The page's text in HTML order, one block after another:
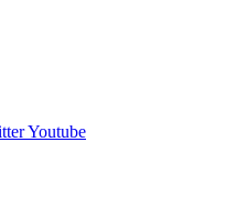
Youtube